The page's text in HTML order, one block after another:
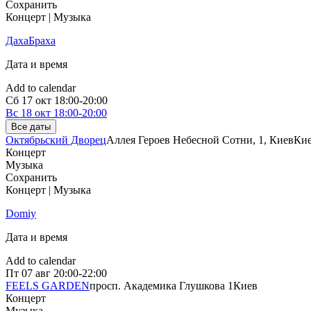
Сохранить
Концерт | Музыка
ДахаБраха
Дата и время
Add to calendar
Сб 17 окт 18:00-20:00
Вс 18 окт 18:00-20:00
Все даты
Октябрьский ДворецАллея Героев Небесной Сотни, 1, Киев
Концерт
Музыка
Сохранить
Концерт | Музыка
Domiy
Дата и время
Add to calendar
Пт 07 авг 20:00-22:00
FEELS GARDENпросп. Академика Глушкова 1Киев
Концерт